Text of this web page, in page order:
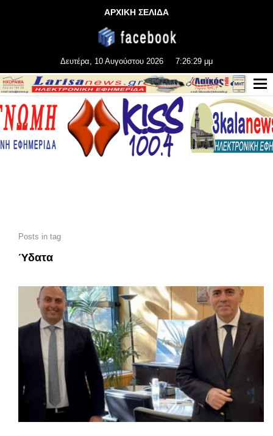
ΑΡΧΙΚΗ ΣΕΛΙΔΑ
Δευτέρα, 10 Αυγούστου 2026 7:26:30 μμ
Posts in tag
Ύδατα